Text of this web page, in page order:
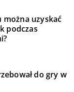
można uzyskać
podczas
do gry w